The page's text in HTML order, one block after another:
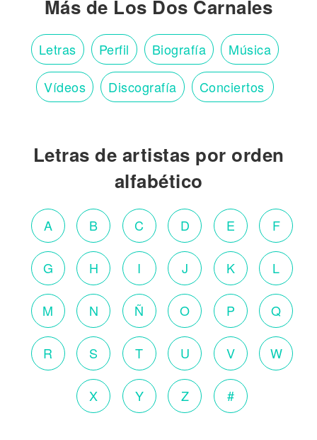
Más de Los Dos Carnales
Letras Perfil Biografía Música
Vídeos Discografía Conciertos
Letras de artistas por orden
alfabético
A B C D E F
G H I J K L
M N Ñ O P Q
R S T U V W
X Y Z #